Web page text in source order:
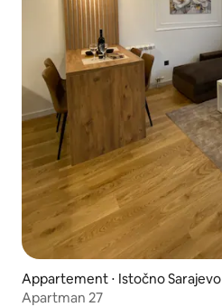
Appartement ⋅ Istočno Sarajevo
Apartman 27